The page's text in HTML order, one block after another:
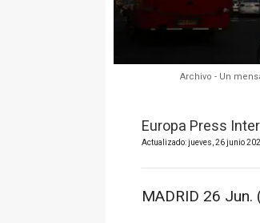
Archivo - Un
Europa Press
Actualizado: jueves, 26 junio
MADRID 26 Jun.